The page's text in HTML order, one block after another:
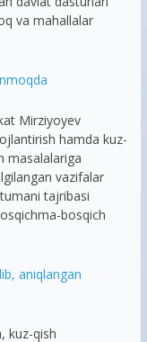
va mahallalar
Mirziyoyev
hamda kuz-
masalalariga
vazifalar
tajribasi
bosqich
aniqlangan
kuz-qish